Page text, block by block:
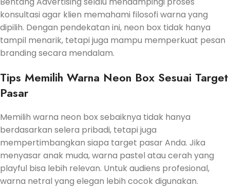
konsultasi agar klien memahami filosofi warna yang
dipilih. Dengan pendekatan ini, neon box tidak hanya
tampil menarik, tetapi juga mampu memperkuat pesan
branding secara mendalam.
Tips Memilih Warna Neon Box Sesuai Target
Pasar
Memilih warna neon box sebaiknya tidak hanya
berdasarkan selera pribadi, tetapi juga
mempertimbangkan siapa target pasar Anda. Jika
menyasar anak muda, warna pastel atau cerah yang
playful bisa lebih relevan. Untuk audiens profesional,
warna netral yang elegan lebih cocok digunakan.